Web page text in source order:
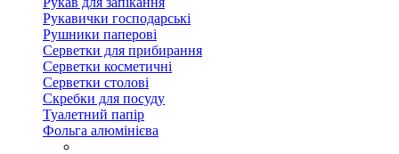
Рукавички господарські
Рушники паперові
Серветки для прибирання
Серветки косметичні
Серветки столові
Скребки для посуду
Туалетний папір
Фольга алюмінієва